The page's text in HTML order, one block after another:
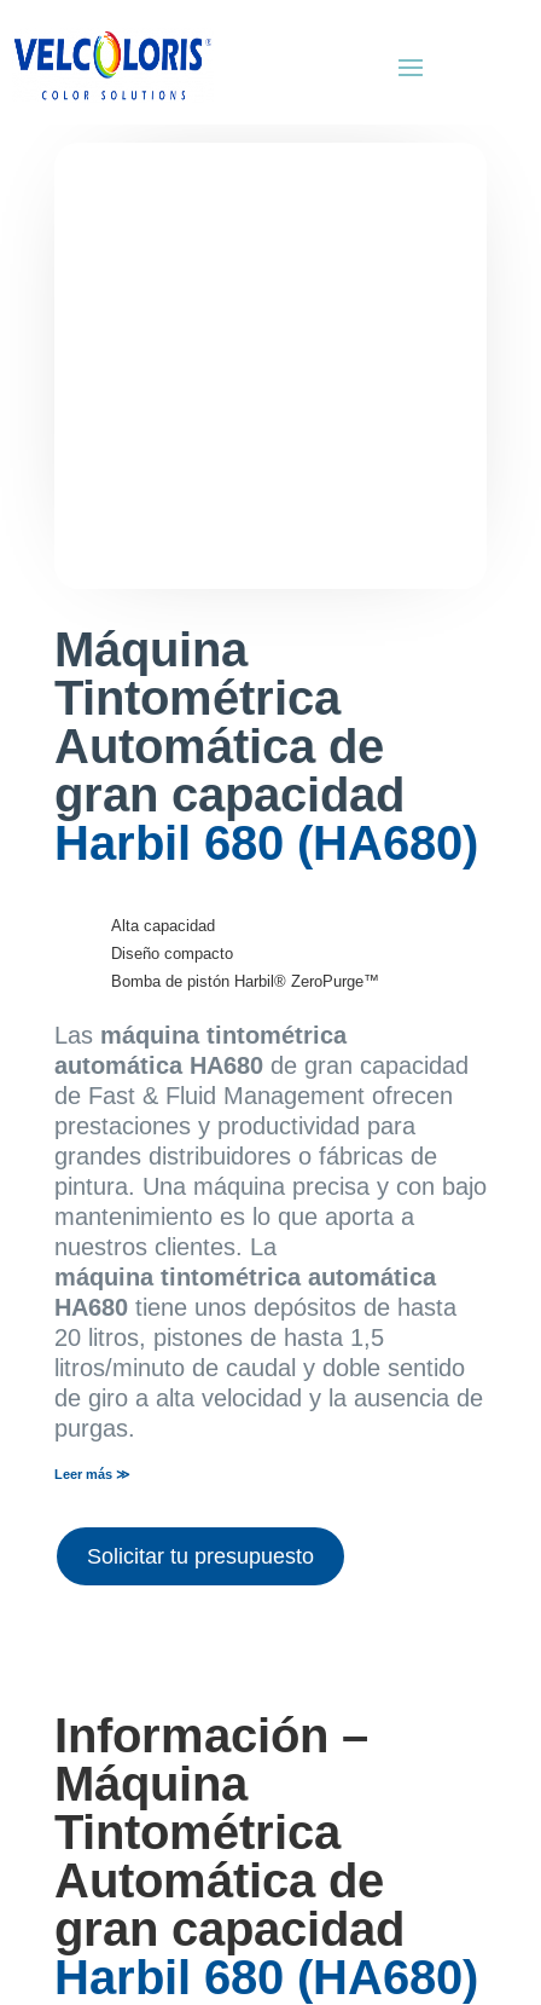
Máquina
Tintométrica
Automática de
gran capacidad
Harbil 680 (HA680)
Alta capacidad
Diseño compacto
Bomba de pistón Harbil® ZeroPurge™
Las máquina tintométrica
automática HA680de gran capacidad
de Fast & Fluid Management ofrecen
prestaciones y productividad para
grandes distribuidores o fábricas de
pintura. Una máquina precisa y con bajo
mantenimiento es lo que aporta a
nuestros clientes. La
máquina tintométrica automática
HA680tiene unos depósitos de hasta
20 litros, pistones de hasta 1,5
litros/minuto de caudal y doble sentido
de giro a alta velocidad y la ausencia de
purgas.
Leer más ≫
Solicitar tu presupuesto
Información –
Máquina
Tintométrica
Automática de
gran capacidad
Harbil 680 (HA680)